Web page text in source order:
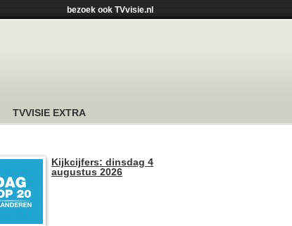
bezoek ook TVvisie.nl
TVVISIE EXTRA
Kijkcijfers: dinsdag 4
augustus 2026